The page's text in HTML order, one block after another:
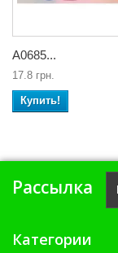
А0685...
17.8 грн.
Купить!
Рассылка
Категории